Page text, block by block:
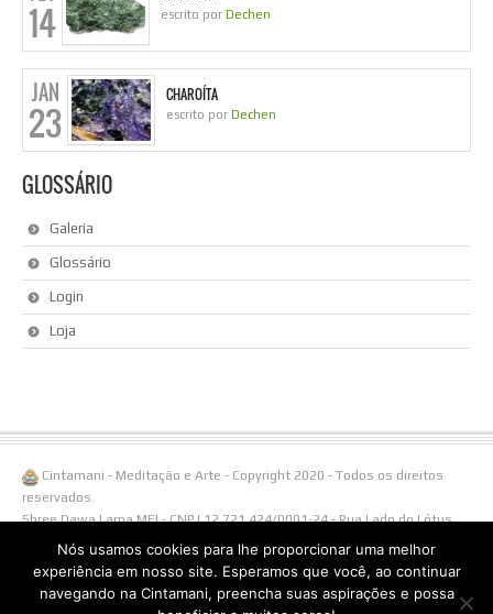
14 escrito por Dechen
JAN
23
CHAROÍTA
escrito por Dechen
GLOSSÁRIO
Galeria
Glossário
Login
Loja
Cintamani - Meditação e Arte - Copyright 2020 - Todos os direitos
reservados.
Shree Dawa Lama MEI - CNPJ 12.721.424/0001-24 - Rua Lado do Lótus,
108/ Linha Águas Brancas, 1238 - 95650-000 Três Coroas - RS -
Fone/Whatsapp (51)996538855.
Nós usamos cookies para lhe proporcionar uma melhor
experiência em nosso site. Esperamos que você, ao continuar
navegando na Cintamani, preencha suas aspirações e possa